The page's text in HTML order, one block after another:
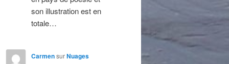
son illustration est en
totale…
CarmensurNuages